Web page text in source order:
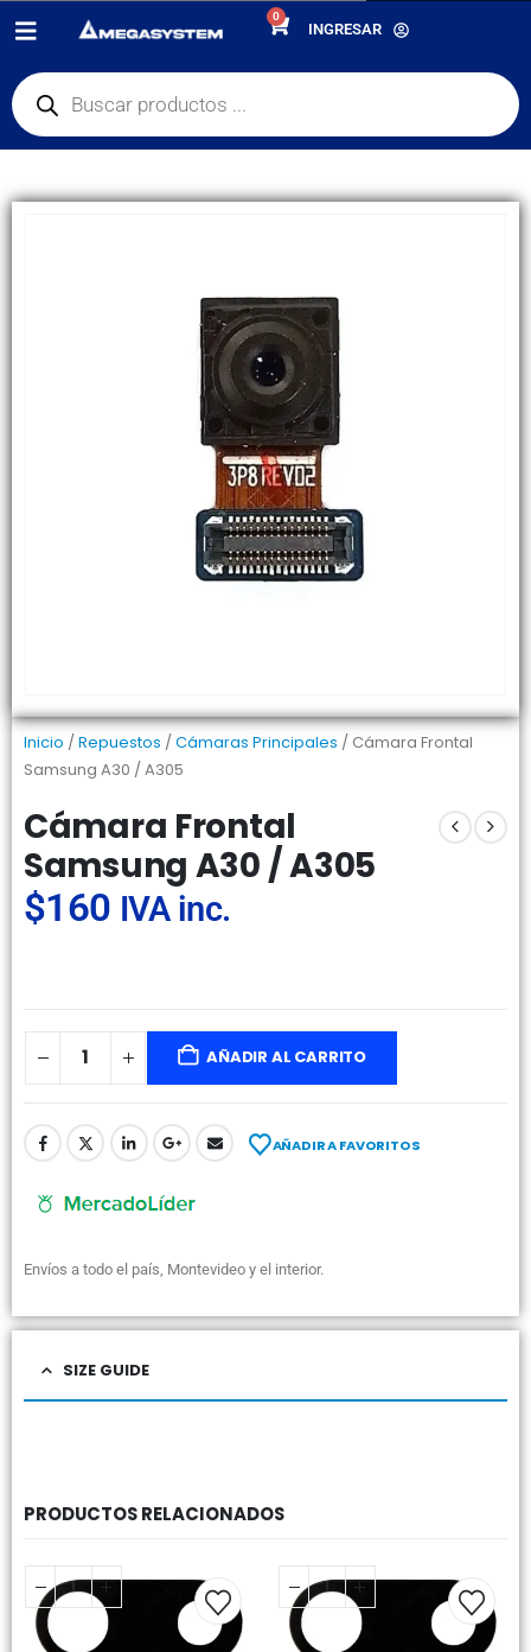
0
INGRESAR
PRODUCTOSREPUESTOS
CÁMARAS PRINCIPALES
Inicio /Repuestos /Cámaras Principales / Cámara Frontal
Samsung A30 / A305
Cámara Frontal
Samsung A30 / A305
$160 IVA inc.
AÑADIR AL CARRITO
AÑADIR A FAVORITOS
Envíos a todo el país, Montevideo y el interior.
SIZE GUIDE
PRODUCTOS RELACIONADOS